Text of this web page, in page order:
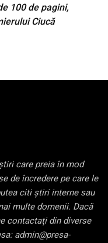
100 de pagini,
Ciucă
care preia în mod
de încredere pe care le
citi ştiri interne sau
multe domenii. Dacă
contactaţi din diverse
admin@presa-